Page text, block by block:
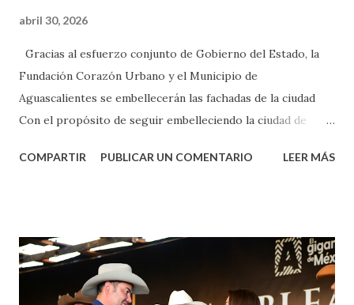
abril 30, 2026
Gracias al esfuerzo conjunto de Gobierno del Estado, la
Fundación Corazón Urbano y el Municipio de
Aguascalientes se embellecerán las fachadas de la ciudad
Con el propósito de seguir embelleciendo la ciudad de
municipal, Leo Montañez dio inicio al programa
Corazón Urbano y el Municipio capital. Leo Montañez
informó que en este programa se usarán cerca de 90 mil
metros cuadrados de pintura, para dar inicio en la calle
COMPARTIR PUBLICAR UN COMENTARIO LEER MÁS